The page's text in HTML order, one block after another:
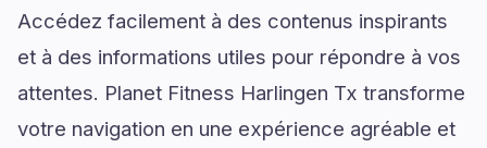
Accédez facilement à des contenus inspirants
et à des informations utiles pour répondre à vos
attentes. Planet Fitness Harlingen Tx transforme
votre navigation en une expérience agréable et